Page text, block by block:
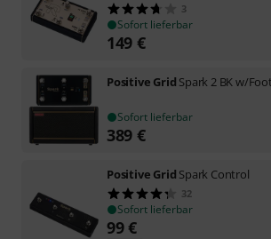
3
Sofort lieferbar
149 €
Positive Grid Spark 2 BK w/
Sofort lieferbar
389 €
Positive Grid Spark Control
32
Sofort lieferbar
99€